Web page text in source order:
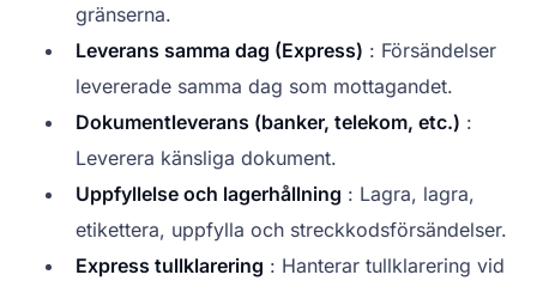
gränserna.
Leverans samma dag (Express) : Försändelser
levererade samma dag som mottagandet.
Dokumentleverans (banker, telekom, etc.) :
Leverera känsliga dokument.
Uppfyllelse och lagerhållning : Lagra, lagra,
etikettera, uppfylla och streckkodsförsändelser.
Express tullklarering : Hanterar tullklarering vid